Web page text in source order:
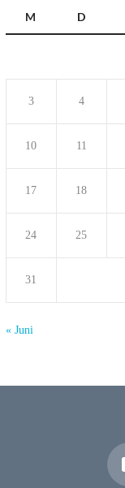
M
D
3 4
10 11
17 18
24 25
31
« Juni